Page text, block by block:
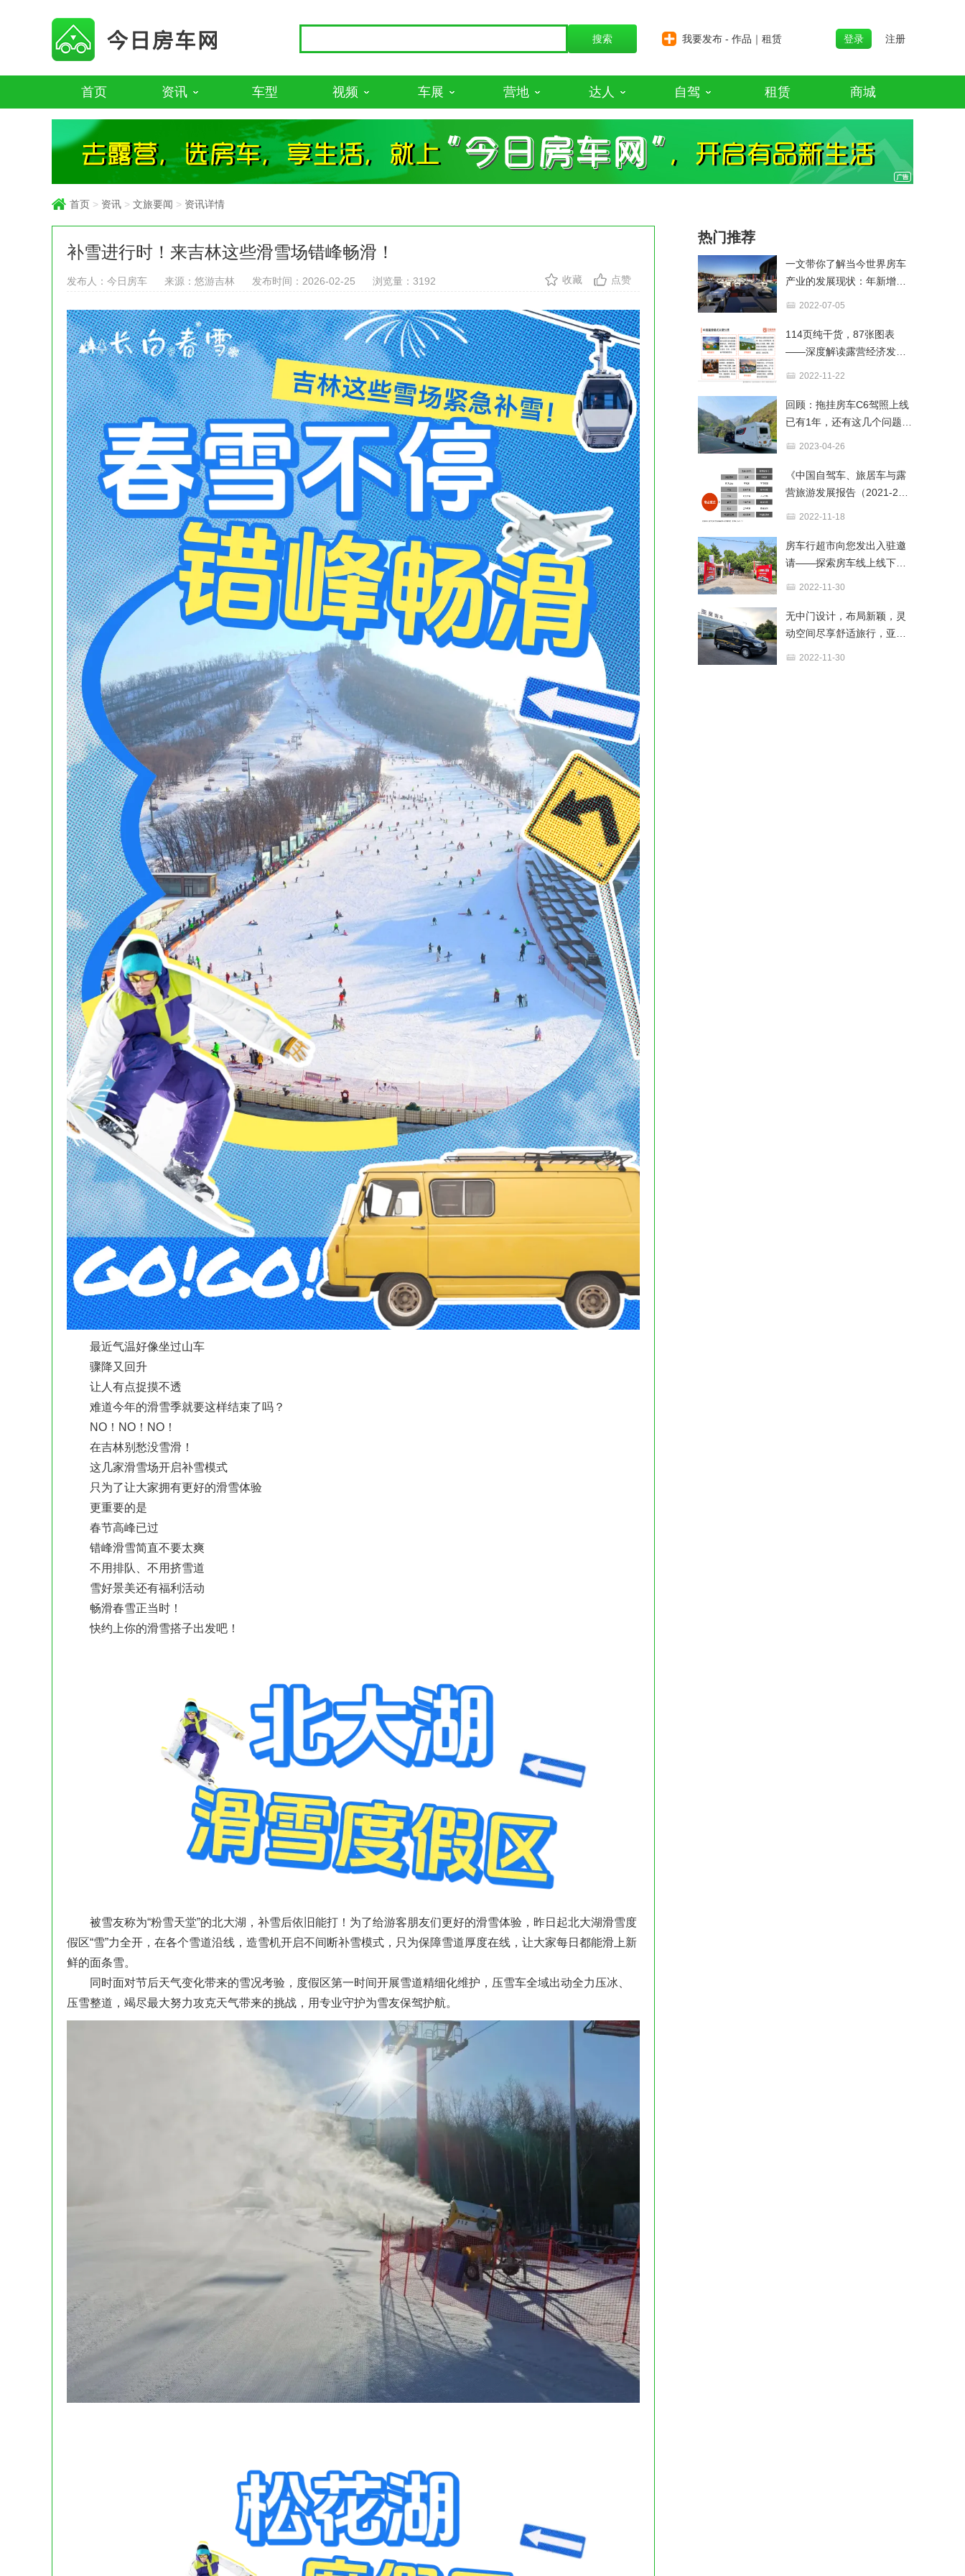
我要发布 - 作品｜租赁 注册
登录
首页 资讯 车型 视频 车展 营地 达人 自驾 租赁 商城
首页 > 资讯 > 文旅要闻 > 资讯详情
补雪进行时！来吉林这些滑雪场错峰畅滑！
发布人：今日房车 来源：悠游吉林 发布时间：2026-02-25 浏览量：3192 点赞
收藏
最近气温好像坐过山车
骤降又回升
让人有点捉摸不透
难道今年的滑雪季就要这样结束了吗？
NO！NO！NO！
在吉林别愁没雪滑！
这几家滑雪场开启补雪模式
只为了让大家拥有更好的滑雪体验
更重要的是
春节高峰已过
错峰滑雪简直不要太爽
不用排队、不用挤雪道
雪好景美还有福利活动
畅滑春雪正当时！
快约上你的滑雪搭子出发吧！
被雪友称为“粉雪天堂”的北大湖，补雪后依旧能打！为了给游客朋友们更好的滑雪体验，昨日起北大湖滑雪度
假区“雪”力全开，在各个雪道沿线，造雪机开启不间断补雪模式，只为保障雪道厚度在线，让大家每日都能滑上新
鲜的面条雪。
同时面对节后天气变化带来的雪况考验，度假区第一时间开展雪道精细化维护，压雪车全域出动全力压冰、
压雪整道，竭尽最大努力攻克天气带来的挑战，用专业守护为雪友保驾护航。
热门推荐
一文带你了解当今世界房车
产业的发展现状：年新增近
2022-07-05
114页纯干货，87张图表
——深度解读露营经济发展
2022-11-22
回顾：拖挂房车C6驾照上线
已有1年，还有这几个问题千
2023-04-26
《中国自驾车、旅居车与露
营旅游发展报告（2021-202
2022-11-18
房车行超市向您发出入驻邀
请——探索房车线上线下新
2022-11-30
无中门设计，布局新颖，灵
动空间尽享舒适旅行，亚星
2022-11-30